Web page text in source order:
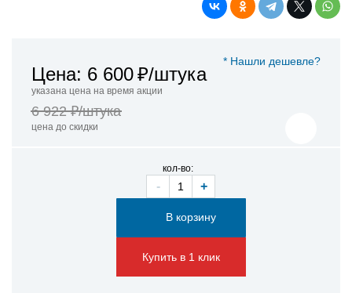
* Нашли дешевле?
Цена: 6 600₽/штука
указана цена на время акции
6 922 ₽/штука
цена до скидки
кол-во:
- +
Купить в 1 клик